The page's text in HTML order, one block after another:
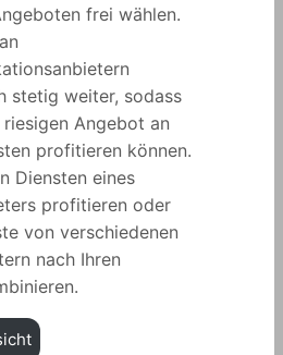
frei wählen.
stetig weiter, sodass
Angebot an
profitieren können.
Diensten eines
profitieren oder
von verschiedenen
nach Ihren